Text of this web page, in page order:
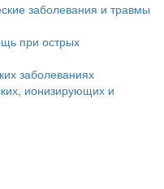
заболевания и травмы
при острых
заболеваниях
ионизирующих и